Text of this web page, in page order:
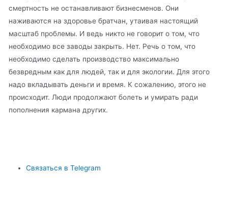
смертность не останавливают бизнесменов. Они
наживаются на здоровье братчан, утаивая настоящий
масштаб проблемы. И ведь никто не говорит о том, что
необходимо все заводы закрыть. Нет. Речь о том, что
необходимо сделать производство максимально
безвредным как для людей, так и для экологии. Для этого
надо вкладывать деньги и время. К сожалению, этого не
происходит. Люди продолжают болеть и умирать ради
пополнения кармана других.
Связаться в Telegram